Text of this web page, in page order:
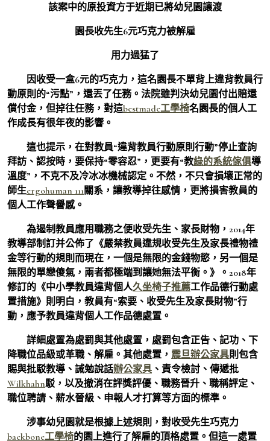
該案中的原投資方于近期已將幼兒園讓渡
園長收先生6元巧克力被解雇
用力過猛了
因收受一盒6元的巧克力，這名園長不單背上違背教員行
動原則的“污點”，還丟了任務。法院雖判決幼兒園付出賠還
償付金，但掉往任務，對這bestmade工學椅名園長的個人工
作成長有很年夜的影響。
這也提示，在對教員“違背教員行動原則行動”停止查詢
拜訪、認按時，要保持“零容忍”，更要有“教綠的系統傢俱導
溫度”，不克不及冷冰冰機械認定。不然，不只會損壞正常的
師生ergohuman 111關系，讓教導掉往感情，更將損害教員的
個人工作聲譽感。
為遏制教員應用職務之便收受先生、家長財物，2014年
教導部制訂并公佈了《嚴禁教員違規收受先生及家長禮物禮
金等行動的規則而現在，一個是無限的金錢物慾，另一個是
無限的單戀傻氣，兩者都極端到讓她無法平衡。》。2018年
修訂的《中小學教員違背個人久坐椅子推薦工作品德行動處
置措施》則明白，教員有“索要、收受先生及家長財物”行
動，應予教員違背個人工作品德處置。
詳細處置為處罰與其他處置，處罰包含正告、記功、下
降職位品級或革職、解雇。其他處置， 震旦辦公家具則包含
賜與批駁教導、誡勉說話辦公家具 、責令檢討、傳遞批
Wilkhahn駁，以及撤消在評獎評優、職務晉升、職稱評定、
職位聘請、薪水晉級、申報人才打算等方面的標準。
涉事幼兒園就是根據上述規則，對收受先生巧克力
backbone工學椅的園上進行了解雇的頂格處置。但這一處置